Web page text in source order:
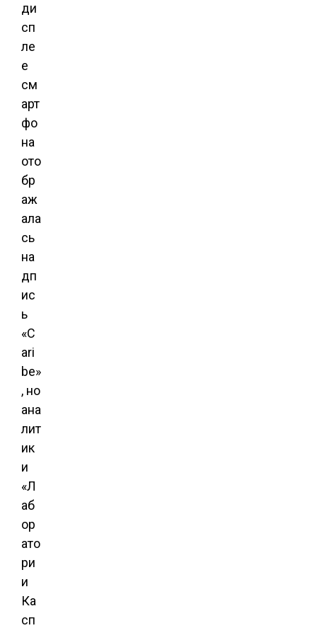
ди
сп
ле
е
см
арт
фо
на
ото
бр
аж
ала
сь
на
дп
ис
ь
«C
ari
be»
, но
ана
лит
ик
и
«Л
аб
ор
ато
ри
и
Ка
сп